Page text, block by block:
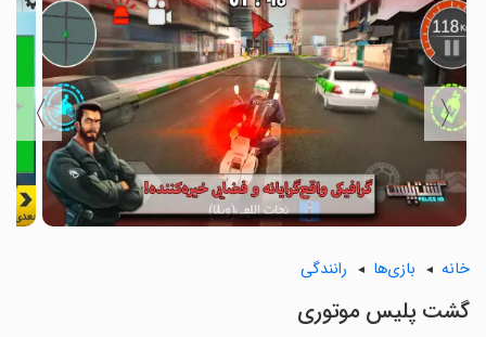
〈
〉
خانه بازی‌ها رانندگی
گشت پلیس موتوری